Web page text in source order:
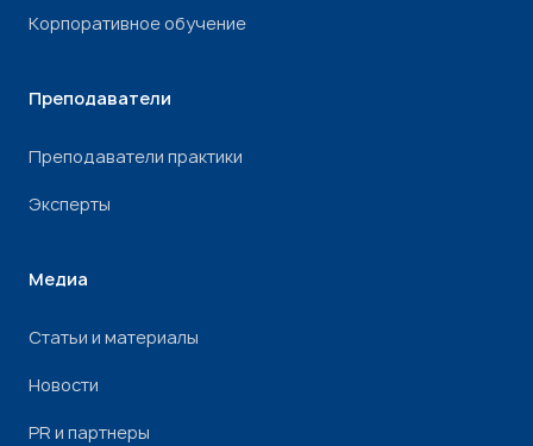
Корпоративное обучение
Преподаватели
Преподаватели практики
Эксперты
Медиа
Статьи и материалы
Новости
PR и партнеры